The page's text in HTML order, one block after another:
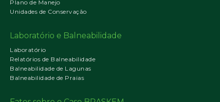
Plano de Manejo
Unidades de Conservação
Laboratório e Balneabilidade
Laboratório
Relatórios de Balneabilidade
Balneabilidade de Lagunas
Balneabilidade de Praias